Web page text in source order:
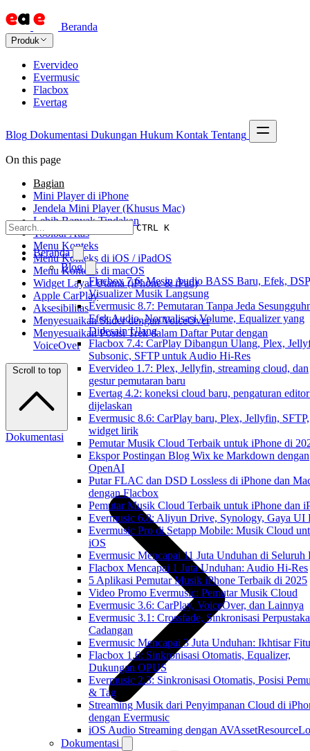
Beranda
Produk
Evervideo
Evermusic
Flacbox
Evertag
Blog Dokumentasi Dukungan Hukum Kontak Tentang
CTRL K
Beranda
Blog
Flacbox 7.6: Mesin Audio BASS Baru, Efek,
Visualizer Musik Langsung
Evermusic 8.7: Pemutaran Tanpa Jeda
Efek Audio, Normalisasi Volume, Equalizer yang
Didesain Ulang
Flacbox 7.4: CarPlay Dibangun Ulang, Plex,
Subsonic, SFTP untuk Audio Hi-Res
Evervideo 1.7: Plex, Jellyfin, streaming cloud, dan
gestur pemutaran baru
Evertag 4.2: koneksi cloud baru, pengaturan
dijelaskan
Evermusic 8.6: CarPlay baru, Plex, Jellyfin, SFTP,
widget lirik
Pemutar Musik Cloud Terbaik untuk iPhone di
Ekspor Postingan Blog Wix ke Markdown dengan
OpenAI
Putar FLAC dan DSD Lossless di iPhone dan
dengan Flacbox
Pemutar Musik Cloud Terbaik untuk iPhone dan
Evermusic 6.8: Aliyun Drive, Synology, Gaya UI
Evermusic Pro di Setapp Mobile: Musik Cloud
iOS
Evermusic Mencapai 11 Juta Unduhan di Seluruh
Flacbox Mencapai 1 Juta Unduhan: Audio Hi-Res
5 Aplikasi Pemutar Musik iPhone Terbaik di 2025
Video Promo Evermusic: Pemutar Musik Cloud
Evermusic 3.6: CarPlay, VoiceOver, dan Lainnya
Evermusic 3.1: Crossfade, Sinkronisasi
Cadangan
Evermusic Mencapai 3 Juta Unduhan: Ikhtisar
Flacbox 1.6: Sinkronisasi Otomatis, Equalizer,
Dukungan OPUS
Evermusic 2.3: Sinkronisasi Otomatis, Posisi
& Tag
Streaming Musik dari Penyimpanan Cloud di
dengan Evermusic
iOS Audio Streaming dengan
Dokumentasi
On this page
Bagian
Mini Player di iPhone
Jendela Mini Player (Khusus Mac)
Lebih Banyak Tindakan
Toolbar Atas
Menu Konteks
Menu Konteks di iOS / iPadOS
Menu Konteks di macOS
Widget Layar Utama (iPhone & iPad)
Apple CarPlay
Aksesibilitas
Menyesuaikan Slider dengan VoiceOver
Menyesuaikan Posisi Trek dalam Daftar Putar dengan
VoiceOver
Scroll to top
Dokumentasi